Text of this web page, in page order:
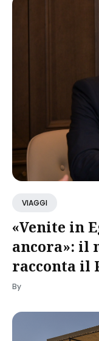
VIAGGI
«Venite in
ancora»: il
racconta il
By